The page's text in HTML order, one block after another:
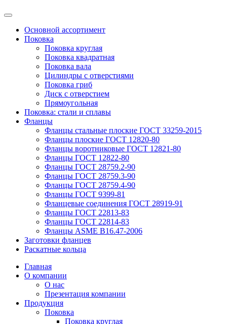
Основной ассортимент
Поковка
Поковка круглая
Поковка квадратная
Поковка вала
Цилиндры с отверстиями
Поковка гриб
Диск с отверстием
Прямоугольная
Поковка: cтали и сплавы
Фланцы
Фланцы стальные плоские ГОСТ 33259-2015
Фланцы плоские ГОСТ 12820-80
Фланцы воротниковые ГОСТ 12821-80
Фланцы ГОСТ 12822-80
Фланцы ГОСТ 28759.2-90
Фланцы ГОСТ 28759.3-90
Фланцы ГОСТ 28759.4-90
Фланцы ГОСТ 9399-81
Фланцевые соединения ГОСТ 28919-91
Фланцы ГОСТ 22813-83
Фланцы ГОСТ 22814-83
Фланцы ASME B16.47-2006
Заготовки фланцев
Раскатные кольца
Главная
О компании
О нас
Презентация компании
Продукция
Поковка
Поковка круглая